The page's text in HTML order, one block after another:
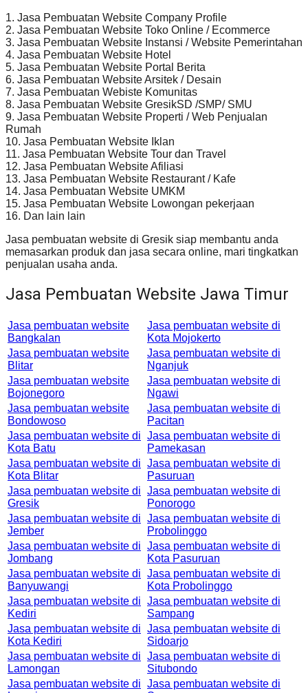
1. Jasa Pembuatan Website Company Profile
2. Jasa Pembuatan Website Toko Online / Ecommerce
3. Jasa Pembuatan Website Instansi / Website Pemerintahan
4. Jasa Pembuatan Website Hotel
5. Jasa Pembuatan Website Portal Berita
6. Jasa Pembuatan Website Arsitek / Desain
7. Jasa Pembuatan Webiste Komunitas
8. Jasa Pembuatan Website GresikSD /SMP/ SMU
9. Jasa Pembuatan Website Properti / Web Penjualan
Rumah
10. Jasa Pembuatan Website Iklan
11. Jasa Pembuatan Website Tour dan Travel
12. Jasa Pembuatan Website Afiliasi
13. Jasa Pembuatan Website Restaurant / Kafe
14. Jasa Pembuatan Website UMKM
15. Jasa Pembuatan Website Lowongan pekerjaan
16. Dan lain lain
Jasa pembuatan website di Gresik siap membantu anda
memasarkan produk dan jasa secara online, mari tingkatkan
penjualan usaha anda.
Jasa Pembuatan Website Jawa Timur
Jasa pembuatan website
Bangkalan
Jasa pembuatan website di
Kota Mojokerto
Jasa pembuatan website
Blitar
Jasa pembuatan website di
Nganjuk
Jasa pembuatan website
Bojonegoro
Jasa pembuatan website di
Ngawi
Jasa pembuatan website
Bondowoso
Jasa pembuatan website di
Pacitan
Jasa pembuatan website di
Kota Batu
Jasa pembuatan website di
Pamekasan
Jasa pembuatan website di
Kota Blitar
Jasa pembuatan website di
Pasuruan
Jasa pembuatan website di
Gresik
Jasa pembuatan website di
Ponorogo
Jasa pembuatan website di
Jember
Jasa pembuatan website di
Probolinggo
Jasa pembuatan website di
Jombang
Jasa pembuatan website di
Kota Pasuruan
Jasa pembuatan website di
Banyuwangi
Jasa pembuatan website di
Kota Probolinggo
Jasa pembuatan website di
Kediri
Jasa pembuatan website di
Sampang
Jasa pembuatan website di
Kota Kediri
Jasa pembuatan website di
Sidoarjo
Jasa pembuatan website di
Lamongan
Jasa pembuatan website di
Situbondo
Jasa pembuatan website di Jasa pembuatan website di